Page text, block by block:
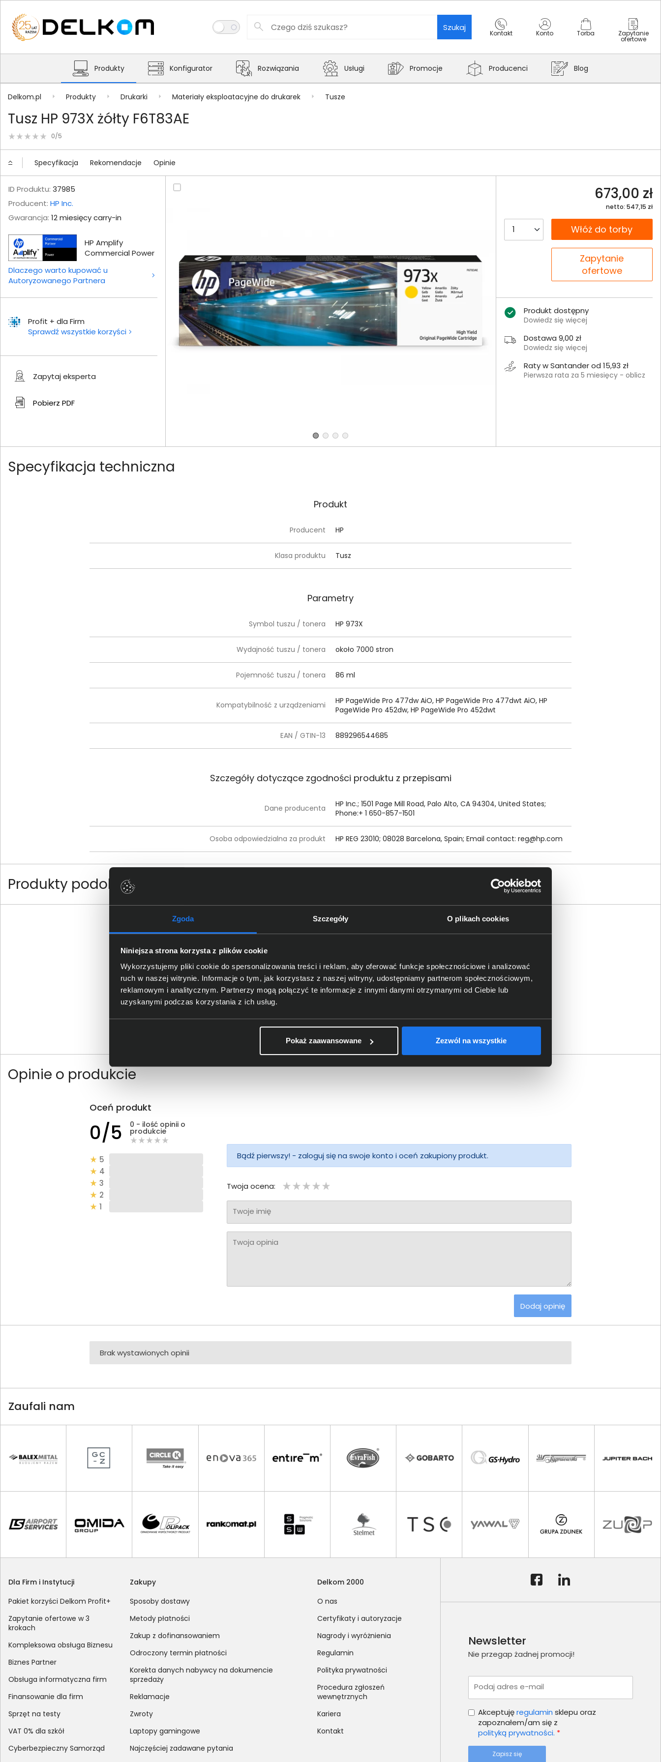
Zgoda Szczegóły O plikach cookies
Niniejsza strona korzysta z plików cookie
Wykorzystujemy pliki cookie do spersonalizowania treści i reklam, aby oferować funkcje społecznościowe i analizować
ruch w naszej witrynie. Informacje o tym, jak korzystasz z naszej witryny, udostępniamy partnerom społecznościowym,
reklamowym i analitycznym. Partnerzy mogą połączyć te informacje z innymi danymi otrzymanymi od Ciebie lub
uzyskanymi podczas korzystania z ich usług.
Pokaż zaawansowane Zezwól na wszystkie
Szukaj
Kontakt Konto Torba Zapytanie
ofertowe
Produkty Konfigurator Rozwiązania Usługi Promocje Producenci Blog
Delkom.pl Produkty Drukarki Materiały eksploatacyjne do drukarek Tusze
Tusz HP 973X żółty F6T83AE
0/5
Specyfikacja Rekomendacje Opinie
ID Produktu: 37985
Producent: HP Inc.
Gwarancja: 12 miesięcy carry-in
HP Amplify
Commercial Power
Dlaczego warto kupować u
Autoryzowanego Partnera
Profit + dla Firm
Sprawdź wszystkie korzyści
Zapytaj eksperta
Pobierz PDF
673,00 zł
netto: 547,15 zł
__B2C.PRODUCT.QUANTITY
__B2C.PRODUCT.QUANTITY
Włóż do torby
Zapytanie
ofertowe
Produkt dostępny
Dowiedz się więcej
Dostawa 9,00 zł
Dowiedz się więcej
Raty w Santander od 15,93 zł
Pierwsza rata za 5 miesięcy - oblicz
Specyfikacja techniczna
Produkt
Producent HP
Klasa produktu Tusz
Parametry
Symbol tuszu / tonera HP 973X
Wydajność tuszu / tonera około 7000 stron
Pojemność tuszu / tonera 86 ml
Kompatybilność z urządzeniami
HP PageWide Pro 477dw AiO, HP PageWide Pro 477dwt AiO, HP
PageWide Pro 452dw, HP PageWide Pro 452dwt
EAN / GTIN-13 889296544685
Szczegóły dotyczące zgodności produktu z przepisami
Dane producenta
HP Inc.; 1501 Page Mill Road, Palo Alto, CA 94304, United States;
Phone:+ 1 650-857-1501
Osoba odpowiedzialna za produkt HP REG 23010; 08028 Barcelona, Spain; Email contact: reg@hp.com
Produkty podobne
Tusz HP 304 trójkolorowy
N9K05AE
70,00 zł
netto: 56,91 zł
Opinie o produkcie
Oceń produkt
0/5 0 - ilość opinii o
produkcie
5
4
3
2
1
Bądź pierwszy! - zaloguj się na swoje konto i oceń zakupiony produkt.
Twoja ocena:
Twoje imię
Twoja opinia
Dodaj opinię
Brak wystawionych opinii
Zaufali nam
Dla Firm i Instytucji
Pakiet korzyści Delkom Profit+
Zapytanie ofertowe w 3
krokach
Kompleksowa obsługa Biznesu
Biznes Partner
Obsługa informatyczna firm
Finansowanie dla firm
Sprzęt na testy
VAT 0% dla szkół
Cyberbezpieczny Samorząd
Zakupy
Sposoby dostawy
Metody płatności
Zakup z dofinansowaniem
Odroczony termin płatności
Korekta danych nabywcy na dokumencie
sprzedaży
Reklamacje
Zwroty
Laptopy gamingowe
Najczęściej zadawane pytania
Delkom 2000
O nas
Certyfikaty i autoryzacje
Nagrody i wyróżnienia
Regulamin
Polityka prywatności
Procedura zgłoszeń
wewnętrznych
Kariera
Kontakt
Newsletter
Nie przegap żadnej promocji!
Podaj adres e-mail
Akceptujęregulamin sklepu oraz
zapoznałem/am się z
polityką prywatności. *
Zapisz się